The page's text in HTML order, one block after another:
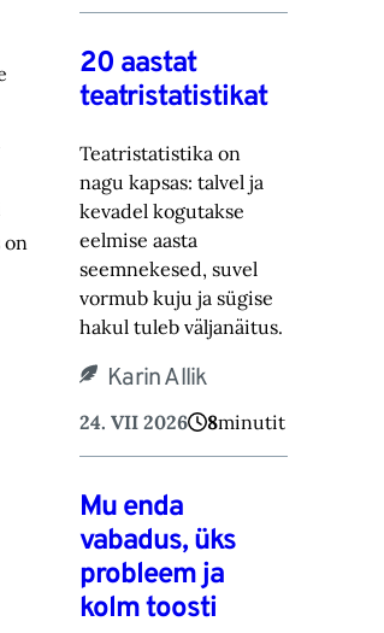
on
20 aastat
teatristatistikat
Teatristatistika on
nagu kapsas: talvel ja
kevadel kogutakse
eelmise aasta
seemnekesed, suvel
vormub kuju ja sügise
hakul tuleb väljanäitus.
Karin Allik
24. VII 2026 8minutit
Mu enda
vabadus, üks
probleem ja
kolm toosti